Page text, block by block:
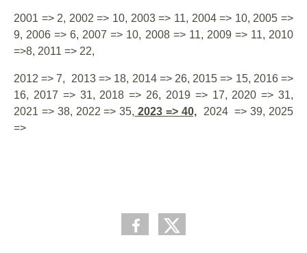
2001 => 2, 2002 => 10, 2003 => 11, 2004 => 10, 2005 =>
9, 2006 => 6, 2007 => 10, 2008 => 11, 2009 => 11, 2010
=>8, 2011 => 22,
2012 => 7, 2013 => 18, 2014 => 26, 2015 => 15, 2016 =>
16, 2017 => 31, 2018 => 26, 2019 => 17, 2020 => 31,
2021 => 38, 2022 => 35, 2023 => 40,2024 => 39, 2025
=>